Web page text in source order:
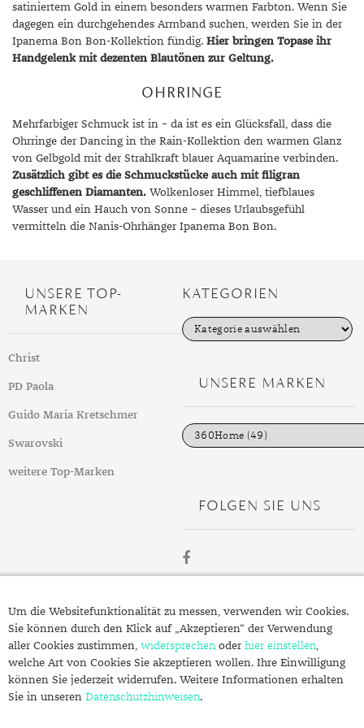
satiniertem Gold in einem besonders warmen Farbton. Wenn Sie
dagegen ein durchgehendes Armband suchen, werden Sie in der
Ipanema Bon Bon-Kollektion fündig. Hier bringen Topase ihr
Handgelenk mit dezenten Blautönen zur Geltung.
OHRRINGE
Mehrfarbiger Schmuck ist in – da ist es ein Glücksfall, dass die
Ohrringe der Dancing in the Rain-Kollektion den warmen Glanz
von Gelbgold mit der Strahlkraft blauer Aquamarine verbinden.
Zusätzlich gibt es die Schmuckstücke auch mit filigran
geschliffenen Diamanten. Wolkenloser Himmel, tiefblaues
Wasser und ein Hauch von Sonne – dieses Urlaubsgefühl
vermitteln die Nanis-Ohrhänger Ipanema Bon Bon.
UNSERE TOP-
MARKEN
Christ
PD Paola
Guido Maria Kretschmer
Swarovski
weitere Top-Marken
KATEGORIEN
K
a
e
n
UNSERE MARKEN
FOLGEN SIE UNS
SCHMUCK.DE
Fragen zu Ihrer Bestellung?
Kontakt
Um die Websitefunktionalität zu messen, verwenden wir Cookies.
Sie können durch den Klick auf „Akzeptieren“ der Verwendung
aller Cookies zustimmen, widersprechenoder hier einstellen,
welche Art von Cookies Sie akzeptieren wollen. Ihre Einwilligung
können Sie jederzeit widerrufen. Weitere Informationen erhalten
Sie in unseren Datenschutzhinweisen.